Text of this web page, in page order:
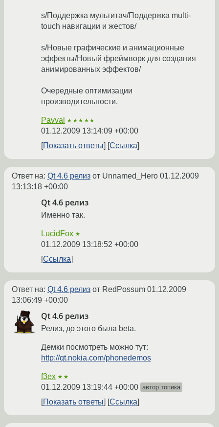
s/Поддержка мультитач/Поддержка multi-
touch навигации и жестов/
s/Новые графические и анимационные
эффекты/Новый фреймворк для создания
анимированных эффектов/
Очередные оптимизации
производительности.
Pavval ★★★★★
01.12.2009 13:14:09 +00:00
Показать ответы
Ссылка
Ответ на: Qt 4.6 релиз от Unnamed_Hero 01.12.2009
13:13:18 +00:00
Qt 4.6 релиз
Именно так.
LucidFox ★
01.12.2009 13:18:52 +00:00
Ссылка
Ответ на: Qt 4.6 релиз от RedPossum 01.12.2009
13:06:49 +00:00
Qt 4.6 релиз
Релиз, до этого была beta.
Демки посмотреть можно тут:
http://qt.nokia.com/phonedemos
f3ex ★★
01.12.2009 13:19:44 +00:00 автор топика
Показать ответы Ссылка